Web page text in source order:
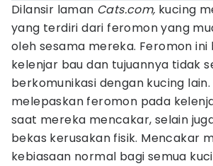
Dilansir laman Cats.com, kucing
yang terdiri dari feromon yang
oleh sesama mereka. Feromon ini
kelenjar bau dan tujuannya tidak
berkomunikasi dengan kucing lain.
melepaskan feromon pada
saat mereka mencakar, selain
bekas kerusakan fisik. Mencakar
kebiasaan normal bagi semua